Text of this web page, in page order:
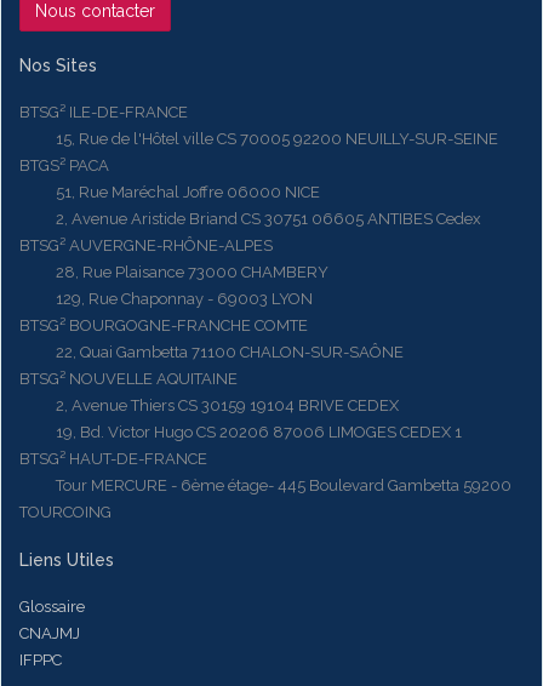
Nous contacter
Nos Sites
BTSG² ILE-DE-FRANCE
15, Rue de l'Hôtel ville CS 70005 92200 NEUILLY-SUR-SEINE
BTGS² PACA
51, Rue Maréchal Joffre 06000 NICE
2, Avenue Aristide Briand CS 30751 06605 ANTIBES Cedex
BTSG² AUVERGNE-RHÔNE-ALPES
28, Rue Plaisance 73000 CHAMBERY
129, Rue Chaponnay - 69003 LYON
BTSG² BOURGOGNE-FRANCHE COMTE
22, Quai Gambetta 71100 CHALON-SUR-SAÔNE
BTSG² NOUVELLE AQUITAINE
2, Avenue Thiers CS 30159 19104 BRIVE CEDEX
19, Bd. Victor Hugo CS 20206 87006 LIMOGES CEDEX 1
BTSG² HAUT-DE-FRANCE
Tour MERCURE - 6ème étage- 445 Boulevard Gambetta 59200
TOURCOING
Liens Utiles
Glossaire
CNAJMJ
IFPPC